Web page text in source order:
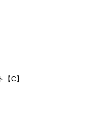
C】